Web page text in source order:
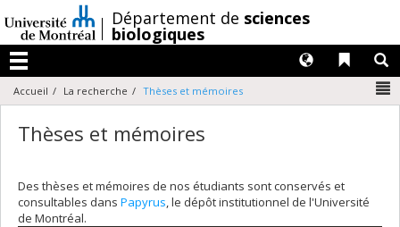
au
contenu
/Département de sciences
biologiques
Menu
Liens
Langues
Accueil La recherche Thèses et mémoires
Thèses et mémoires
Des thèses et mémoires de nos étudiants sont conservés et
consultables dans Papyrus, le dépôt institutionnel de l'Université
de Montréal.